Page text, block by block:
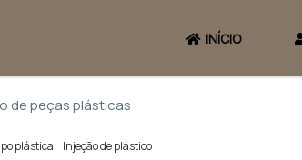
INÍCIO
de peças plásticas
plástica Injeção de plástico